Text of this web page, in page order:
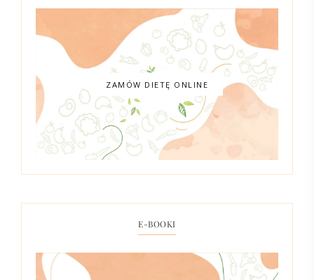
ZAMÓW DIETĘ ONLINE
E-BOOKI